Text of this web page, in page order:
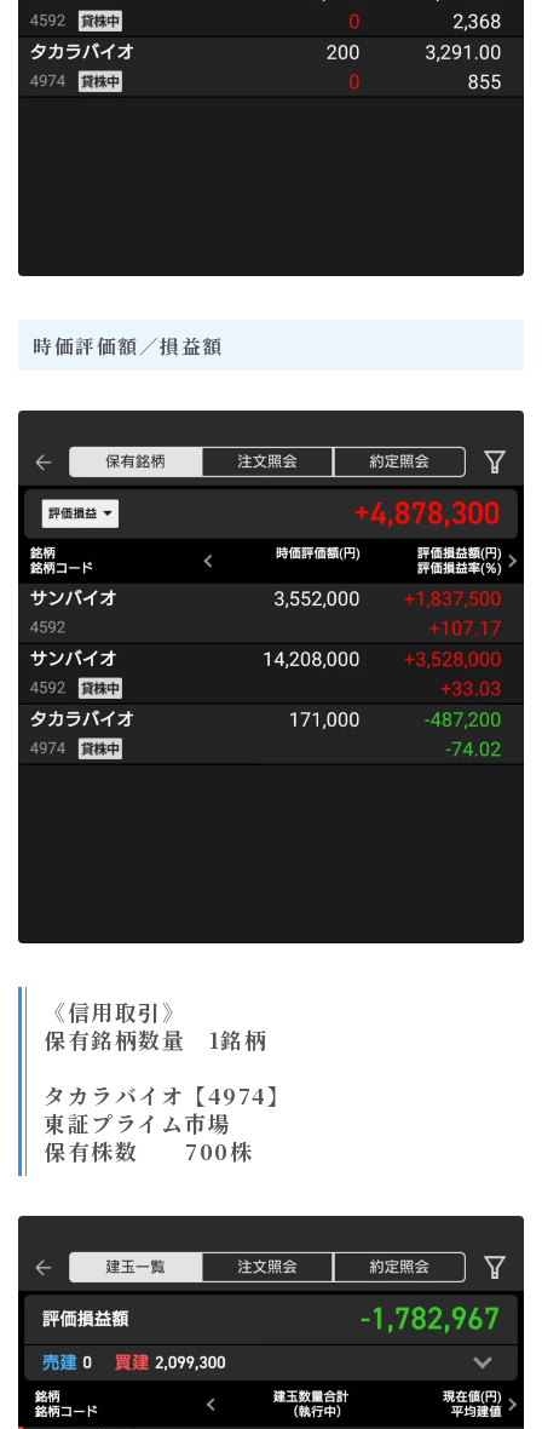
時価評価額／損益額
《信用取引》
保有銘柄数量 1銘柄
タカラバイオ【4974】
東証プライム市場
保有株数 700株